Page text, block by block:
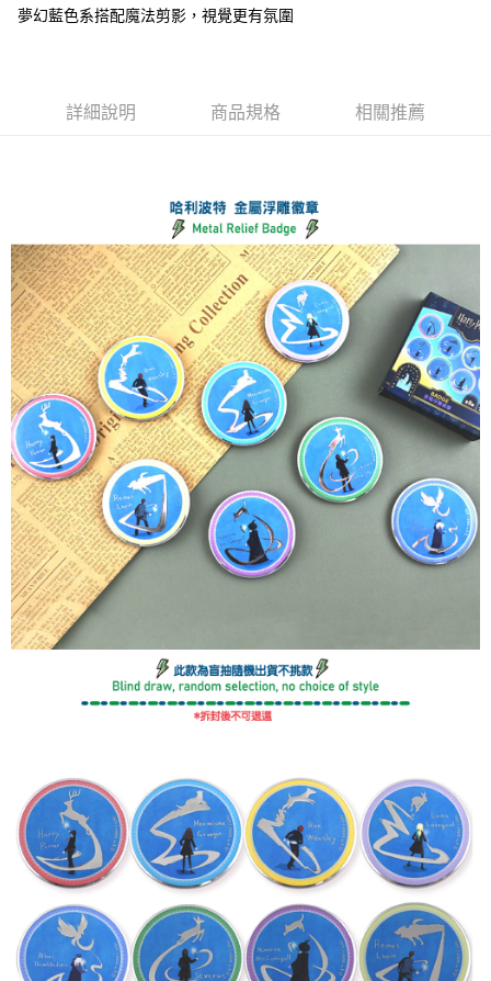
３．收到繳費通知簡訊後14天內，點擊此簡訊中的連結，可透過四大超商／
※ 交易是否成功請以「AFTEE先享後付 」之結帳頁面顯示為準，若有關於
是否繳費成功／繳費後需取消欲退款等相關疑問，請聯繫「AFTEE先享後付
客戶支援中心」https://netprotections.freshdesk.com/support/home
【注意事項】
１．透過由恩沛科技股份有限公司提供之「AFTEE先享後付」服務完成之交
易，需依本服務之必要範圍內提供個人資料，並將交易相關給付款項請求債
權轉讓予恩沛科技股份有限公司。
２．關於個人資料處理事宜，請瀏覽以下網址：
https://aftee.tw/terms/#terms3
３．未成年的使用者請事先徵得法定代理人或監護人之同意方可使用
「AFTEE先享後付」，若未經同意申辦者引起之損失，本公司不負相關責
任。
４．使用「AFTEE先享後付」時，將依據個別帳號之用戶狀況，依本公司即
時審查核予不同之上限額度；若仍有額度不足之情形，本公司將視審查結果
請求用戶進行身份認證。
５．嚴禁一人註冊多個帳號或使用他人資訊註冊。若發現惡意使用之情形，
恩沛科技股份有限公司將有權停止該用戶之使用額度並採取法律行動。
每筆NT$60，滿NT$499(含以上)免運費
每筆NT$60，滿NT$499(含以上)免運費
宅配
每筆NT$120，滿NT$499(含以上)免運費
海外宅配 查看運費
夢幻藍色系搭配魔法剪影，視覺更有氛圍
詳細說明 商品規格 相關推薦